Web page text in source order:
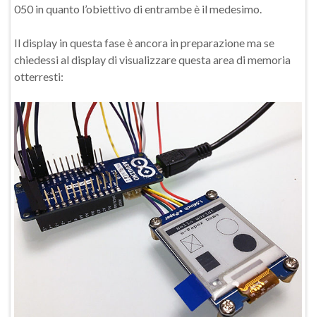
050 in quanto l’obiettivo di entrambe è il medesimo.
Il display in questa fase è ancora in preparazione ma se
chiedessi al display di visualizzare questa area di memoria
otterresti: